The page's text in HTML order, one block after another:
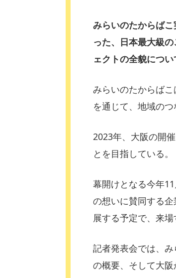
みらいのたからば
った、日本最大級
ェクトの全貌につ
みらいのたからば
を通じて、地域の
2023年、大阪の開
とを目指している。
幕開けとなる今年
の想いに賛同する
展する予定で、来
記者発表会では、
の概要、そして大阪